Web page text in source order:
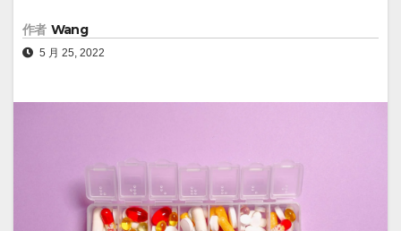
作者 Wang
5 月 25, 2022